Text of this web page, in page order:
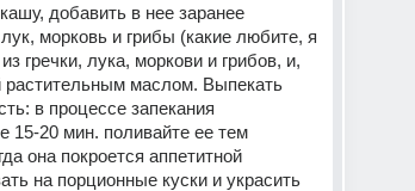
добавить в нее заранее
морковь и грибы (какие любите, я
лука, моркови и грибов, и,
маслом. Выпекать
в процессе запекания
15-20 мин. поливайте ее тем
она покроется аппетитной
на порционные куски и украсить